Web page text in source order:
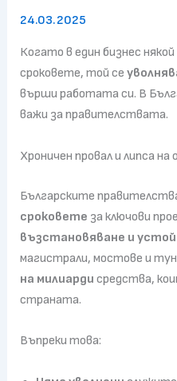
24.03.2025
Когато в един бизнес
сроковете, той се
върши работата си. В
важи за правителствата.
Хроничен провал и липса
Българските
сроковете за ключови
възстановяване и
магистрали, мостове и
на милиарди средства,
страната.
Въпреки това: